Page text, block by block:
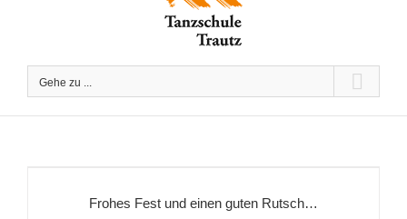
Gehe zu ...
Frohes Fest und einen guten Rutsch…